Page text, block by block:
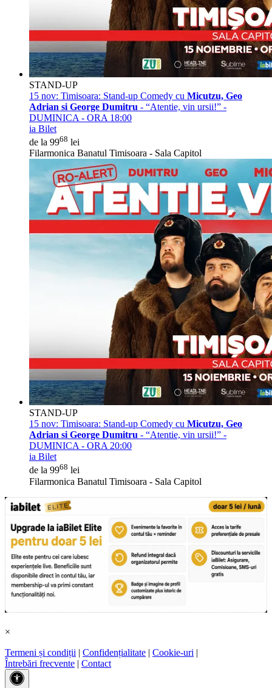
STAND-UP
15 nov: Timisoara: Stand-up Comedy cu Micutzu, Geo
Adrian si George Dumitru - “Atentie, vin ursii!” -
DUMINICA - ORA 18:00
ia Bilet
de la 9968 lei
Filarmonica Banatul Timisoara - Sala Capitol
STAND-UP
15 nov: Timisoara: Stand-up Comedy cu Micutzu, Geo
Adrian si George Dumitru - “Atentie, vin ursii!” -
DUMINICA - ORA 20:00
ia Bilet
de la 9968 lei
Filarmonica Banatul Timisoara - Sala Capitol
×
Termeni și condiții | Confidențialitate | Cookie-uri |
Întrebări frecvente | Contact